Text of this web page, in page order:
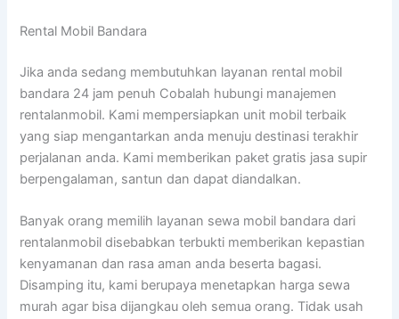
Rental Mobil Bandara
Jika anda sedang membutuhkan layanan rental mobil
bandara 24 jam penuh Cobalah hubungi manajemen
rentalanmobil. Kami mempersiapkan unit mobil terbaik
yang siap mengantarkan anda menuju destinasi terakhir
perjalanan anda. Kami memberikan paket gratis jasa supir
berpengalaman, santun dan dapat diandalkan.
Banyak orang memilih layanan sewa mobil bandara dari
rentalanmobil disebabkan terbukti memberikan kepastian
kenyamanan dan rasa aman anda beserta bagasi.
Disamping itu, kami berupaya menetapkan harga sewa
murah agar bisa dijangkau oleh semua orang. Tidak usah